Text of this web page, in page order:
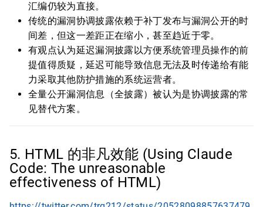
汇编仍较为直接。
传统的漏洞协调披露依赖于补丁发布与漏洞公开的时
间差，但这一差距正在缩小，甚至趋近于零。
有观点认为延迟漏洞披露以方便系统管理员操作的前
提值得质疑，延迟可能导致信息无法及时传递给有能
力采取其他防护措施的系统运营者。
全量公开漏洞信息（全披露）被认为是协调披露的常
见替代方案。
5. HTML 的非凡效能 (Using Claude
Code: The unreasonable
effectiveness of HTML)